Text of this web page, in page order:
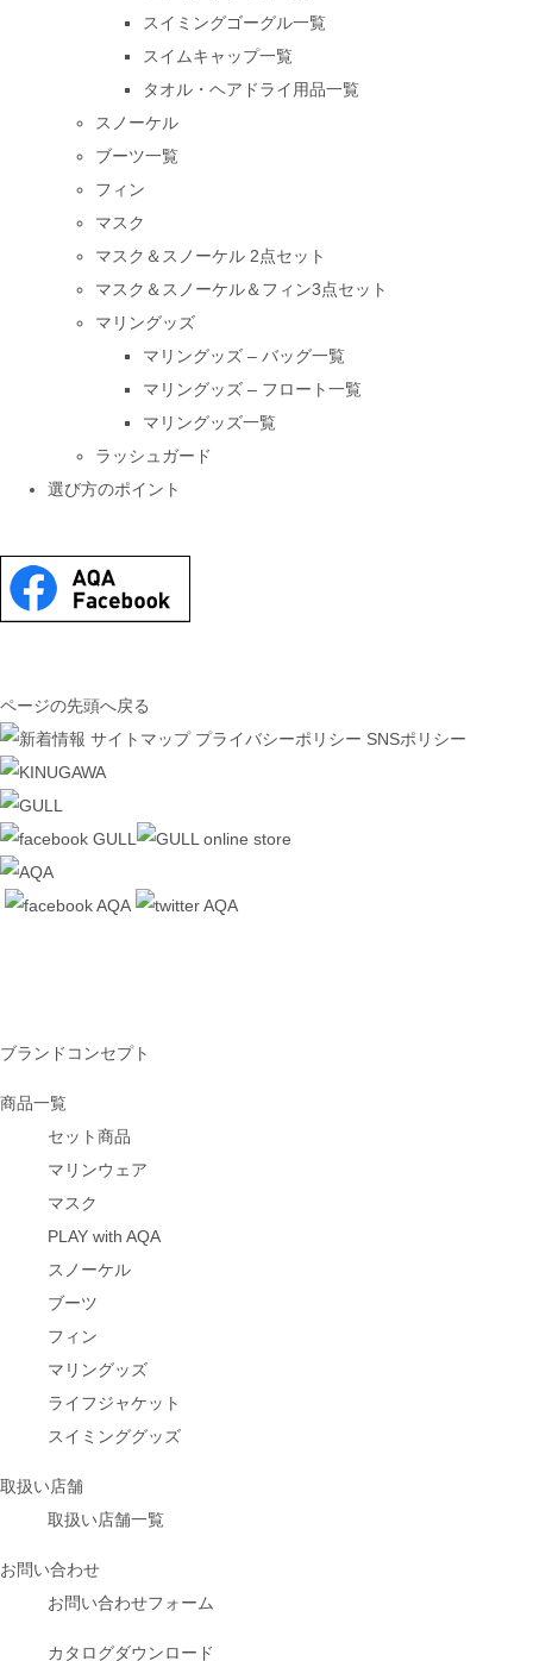
スイミングゴーグル一覧
スイムキャップ一覧
タオル・ヘアドライ用品一覧
スノーケル
ブーツ一覧
フィン
マスク
マスク＆スノーケル 2点セット
マスク＆スノーケル＆フィン3点セット
マリングッズ
マリングッズ – バッグ一覧
マリングッズ – フロート一覧
マリングッズ一覧
ラッシュガード
選び方のポイント
ページの先頭へ戻る
サイトマップ プライバシーポリシー SNSポリシー
ブランドコンセプト
商品一覧
セット商品
マリンウェア
マスク
PLAY with AQA
スノーケル
ブーツ
フィン
マリングッズ
ライフジャケット
スイミンググッズ
取扱い店舗
取扱い店舗一覧
お問い合わせ
お問い合わせフォーム
カタログダウンロード